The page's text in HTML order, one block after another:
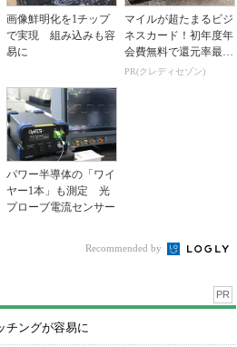
画像鮮明化を1チップ
で実現 組み込みも容
易に
マイルが超たまるビジ
ネスカード！初年度年
会費無料で還元率最大
1.125%
PR(クレディセゾン)
パワー半導体の「ワイ
ヤー1本」も測定 光
プローブ電流センサー
Recommended by
PR
チングが容易に